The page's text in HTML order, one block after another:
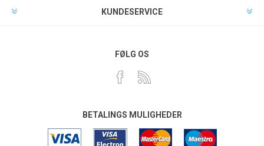
KUNDESERVICE
FØLG OS
BETALINGS MULIGHEDER